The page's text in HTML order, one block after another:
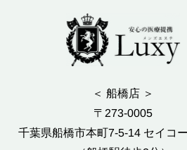
＜ 船橋店 ＞
〒273-0005
千葉県船橋市本町7-5-14 セイコ